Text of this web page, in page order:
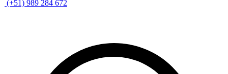
(+51) 989 284 672